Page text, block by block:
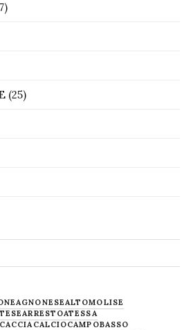
(25)
AGNONESEALTOMOLISE
ARRESTOATESSA
CACCIACALCIOCAMPOBASSO